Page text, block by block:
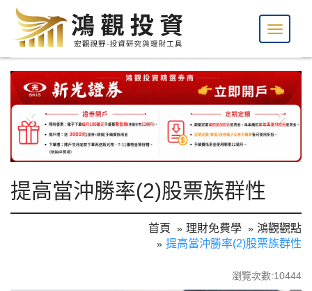
提高當沖勝率(2)股票族群性
首頁 理財免費學
鴻觀觀點
提高當沖勝率(2)股票族群性
瀏覽次數:10444